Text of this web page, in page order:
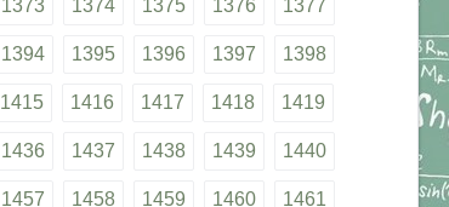
1373 1374 1375 1376 1377
1394 1395 1396 1397 1398
1415 1416 1417 1418 1419
1436 1437 1438 1439 1440
1457 1458 1459 1460 1461